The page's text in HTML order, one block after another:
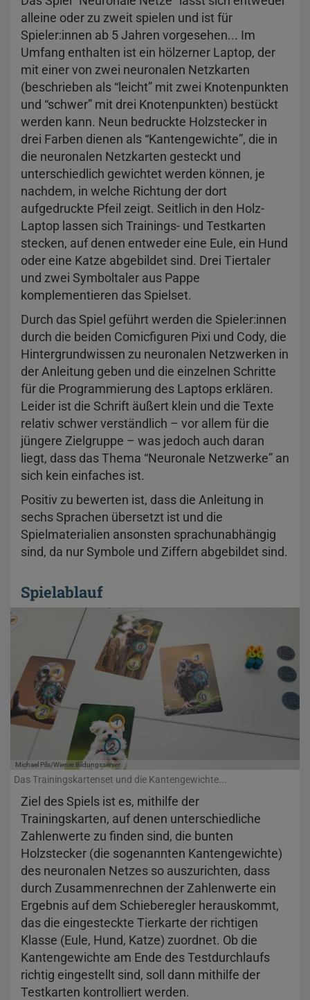
alleine oder zu zweit spielen und ist für
Spieler:innen ab 5 Jahren vorgesehen... Im
Umfang enthalten ist ein hölzerner Laptop, der
mit einer von zwei neuronalen Netzkarten
(beschrieben als “leicht” mit zwei Knotenpunkten
und “schwer” mit drei Knotenpunkten) bestückt
werden kann. Neun bedruckte Holzstecker in
drei Farben dienen als “Kantengewichte”, die in
die neuronalen Netzkarten gesteckt und
unterschiedlich gewichtet werden können, je
nachdem, in welche Richtung der dort
aufgedruckte Pfeil zeigt. Seitlich in den Holz-
Laptop lassen sich Trainings- und Testkarten
stecken, auf denen entweder eine Eule, ein Hund
oder eine Katze abgebildet sind. Drei Tiertaler
und zwei Symboltaler aus Pappe
komplementieren das Spielset.
Durch das Spiel geführt werden die Spieler:innen
durch die beiden Comicfiguren Pixi und Cody, die
Hintergrundwissen zu neuronalen Netzwerken in
der Anleitung geben und die einzelnen Schritte
für die Programmierung des Laptops erklären.
Leider ist die Schrift äußert klein und die Texte
relativ schwer verständlich – vor allem für die
jüngere Zielgruppe – was jedoch auch daran
liegt, dass das Thema “Neuronale Netzwerke” an
sich kein einfaches ist.
Positiv zu bewerten ist, dass die Anleitung in
sechs Sprachen übersetzt ist und die
Spielmaterialien ansonsten sprachunabhängig
sind, da nur Symbole und Ziffern abgebildet sind.
Spielablauf
Michael Pils/Wiener Bildungsserver
Das Trainingskartenset und die Kantengewichte...
Ziel des Spiels ist es, mithilfe der
Trainingskarten, auf denen unterschiedliche
Zahlenwerte zu finden sind, die bunten
Holzstecker (die sogenannten Kantengewichte)
des neuronalen Netzes so auszurichten, dass
durch Zusammenrechnen der Zahlenwerte ein
Ergebnis auf dem Schieberegler herauskommt,
das die eingesteckte Tierkarte der richtigen
Klasse (Eule, Hund, Katze) zuordnet. Ob die
Kantengewichte am Ende des Testdurchlaufs
richtig eingestellt sind, soll dann mithilfe der
Testkarten kontrolliert werden.